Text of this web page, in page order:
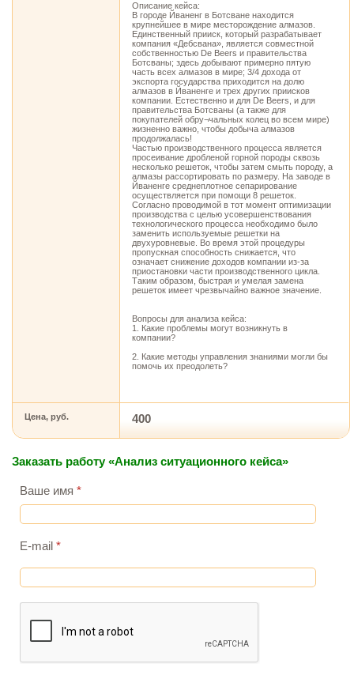
Описание кейса:
В городе Йваненг в Ботсване находится
крупнейшее в мире месторождение алмазов.
Единственный прииск, который разрабатывает
компания «Дебсвана», является совместной
собственностью De Beers и правительства
Ботсваны; здесь добывают примерно пятую
часть всех алмазов в мире; 3/4 дохода от
экспорта государства приходится на долю
алмазов в Йваненге и трех других приисков
компании. Естественно и для De Beers, и для
правительства Ботсваны (а также для
покупателей обру¬чальных колец во всем мире)
жизненно важно, чтобы добыча алмазов
продолжалась!
Частью производственного процесса является
просеивание дробленой горной породы сквозь
несколько решеток, чтобы затем смыть породу, а
алмазы рассортировать по размеру. На заводе в
Йваненге среднеплотное сепарирование
осуществляется при помощи 8 решеток.
Согласно проводимой в тот момент оптимизации
производства с целью усовершенствования
технологического процесса необходимо было
заменить используемые решетки на
двухуровневые. Во время этой процедуры
пропускная способность снижается, что
означает снижение доходов компании из-за
приостановки части производственного цикла.
Таким образом, быстрая и умелая замена
решеток имеет чрезвычайно важное значение.
Вопросы для анализа кейса:
1. Какие проблемы могут возникнуть в
компании?
2. Какие методы управления знаниями могли бы
помочь их преодолеть?
Цена, руб. 400
Заказать работу «Анализ ситуационного кейса»
Ваше имя *
E-mail *